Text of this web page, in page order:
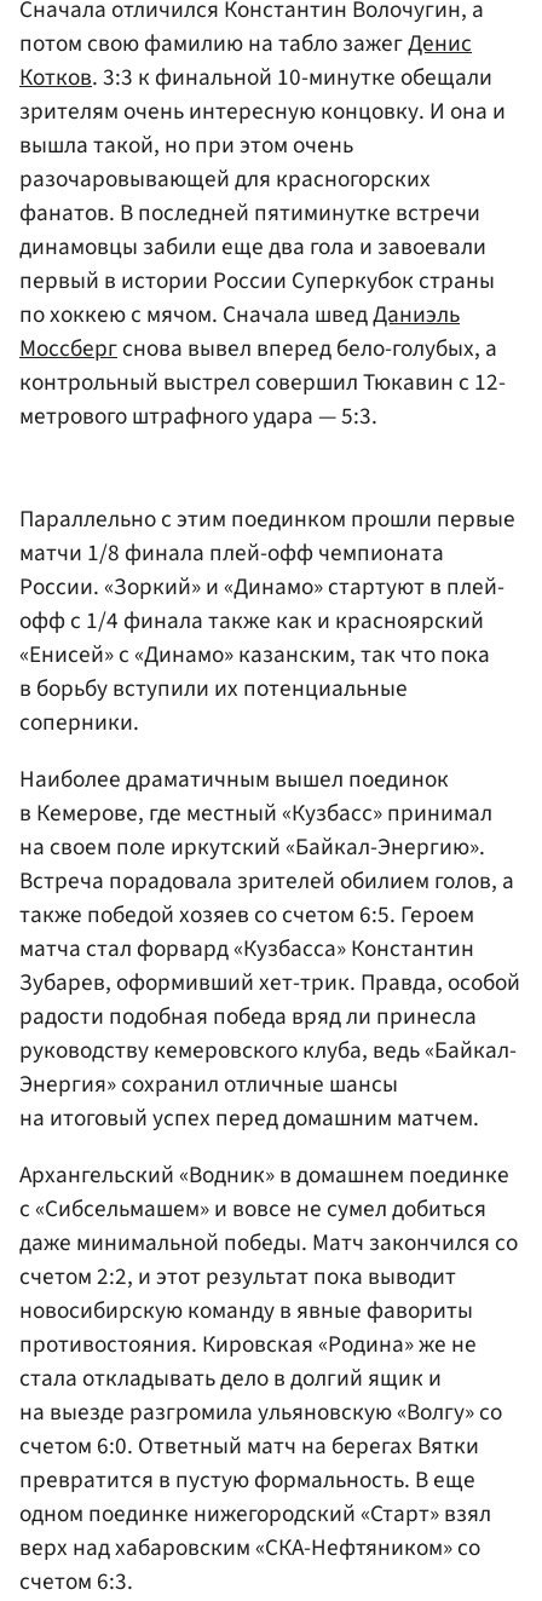
Сначала отличился Константин Волочугин, а
потом свою фамилию на табло зажегДенис
Котков. 3:3 к финальной 10-минутке обещали
зрителям очень интересную концовку. И она и
вышла такой, но при этом очень
разочаровывающей для красногорских
фанатов. В последней пятиминутке встречи
динамовцы забили еще два гола и завоевали
первый в истории России Суперкубок страны
по хоккею с мячом. Сначала шведДаниэль
Моссбергснова вывел вперед бело-голубых, а
контрольный выстрел совершил Тюкавин с 12-
метрового штрафного удара — 5:3.
Параллельно с этим поединком прошли первые
матчи 1/8 финала плей-офф чемпионата
России. «Зоркий» и «Динамо» стартуют в плей-
офф с 1/4 финала также как и красноярский
«Енисей» с «Динамо» казанским, так что пока
в борьбу вступили их потенциальные
соперники.
Наиболее драматичным вышел поединок
в Кемерове, где местный «Кузбасс» принимал
на своем поле иркутский «Байкал-Энергию».
Встреча порадовала зрителей обилием голов, а
также победой хозяев со счетом 6:5. Героем
матча стал форвард «Кузбасса» Константин
Зубарев, оформивший хет-трик. Правда, особой
радости подобная победа вряд ли принесла
руководству кемеровского клуба, ведь «Байкал-
Энергия» сохранил отличные шансы
на итоговый успех перед домашним матчем.
Архангельский «Водник» в домашнем поединке
с «Сибсельмашем» и вовсе не сумел добиться
даже минимальной победы. Матч закончился со
счетом 2:2, и этот результат пока выводит
новосибирскую команду в явные фавориты
противостояния. Кировская «Родина» же не
стала откладывать дело в долгий ящик и
на выезде разгромила ульяновскую «Волгу» со
счетом 6:0. Ответный матч на берегах Вятки
превратится в пустую формальность. В еще
одном поединке нижегородский «Старт» взял
верх над хабаровским «СКА-Нефтяником» со
счетом 6:3.